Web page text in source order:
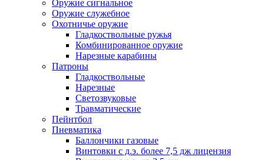
Оружие сигнальное
Оружие служебное
Охотничье оружие
Гладкоствольные ружья
Комбинированное оружие
Нарезные карабины
Патроны
Гладкоствольные
Нарезные
Светозвуковые
Травматические
Пейнтбол
Пневматика
Баллончики газовые
Винтовки с д.э. более 7,5 дж лицензия